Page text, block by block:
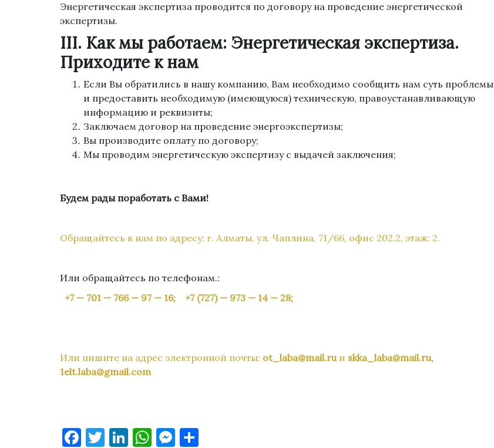
Энергетическая экспертиза проводится по договору на проведение энергетической
экспертизы.
III. Как мы работаем: Энергетическая экспертиза.
Приходите к нам
Если Вы обратились в нашу компанию, Вам необходимо сообщить нам суть проблемы
и предоставить необходимую (имеющуюся) техническую, правоустанавливающую
информацию и реквизиты;
Заключаем договор на проведение энергоэкспертизы;
Вы производите оплату по договору;
Мы проводим энергетическую экспертизу с выдачей заключения;
Будем рады поработать с Вами!
Обращайтесь к нам по адресу: г. Алматы, ул. Чаплина, 71/66, офис 202.2, этаж: 2.
Или обращайтесь по телефонам.:
+7 — 701 — 766 — 97 — 16; +7 (727) — 973 — 14 — 28;
Или пишите на адрес электронной почты: ot_laba@mail.ru и skka_laba@mail.ru,
1elt.laba@gmail.com
Facebook
Twitter
LinkedIn
WhatsApp
Messenger